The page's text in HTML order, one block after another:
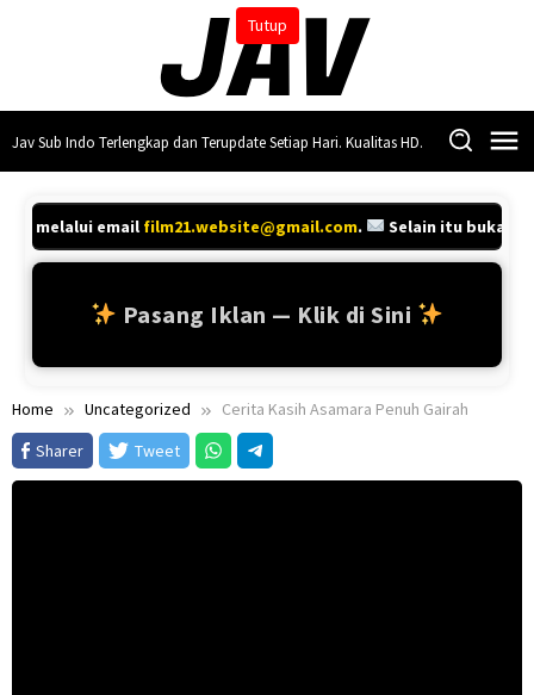
Tutup
Jav Sub Indo Terlengkap dan Terupdate Setiap Hari. Kualitas HD.
melalui emailfilm21.website@gmail.com. Selain itu bukan
Pasang Iklan — Klik di Sini
Home Uncategorized
Cerita Kasih Asamara Penuh Gairah
Sharer
Tweet